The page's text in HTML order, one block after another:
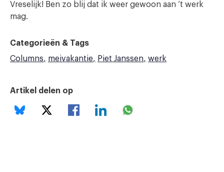
Vreselijk! Ben zo blij dat ik weer gewoon aan ’t werk
mag.
Categorieën & Tags
Columns
meivakantie Piet Janssen werk
Artikel delen op